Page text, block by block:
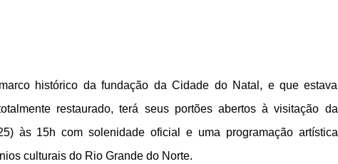
histórico da fundação da Cidade do Natal, e que estava
restaurado, terá seus portões abertos à visitação da
às 15h com solenidade oficial e uma programação artística
culturais do Rio Grande do Norte.